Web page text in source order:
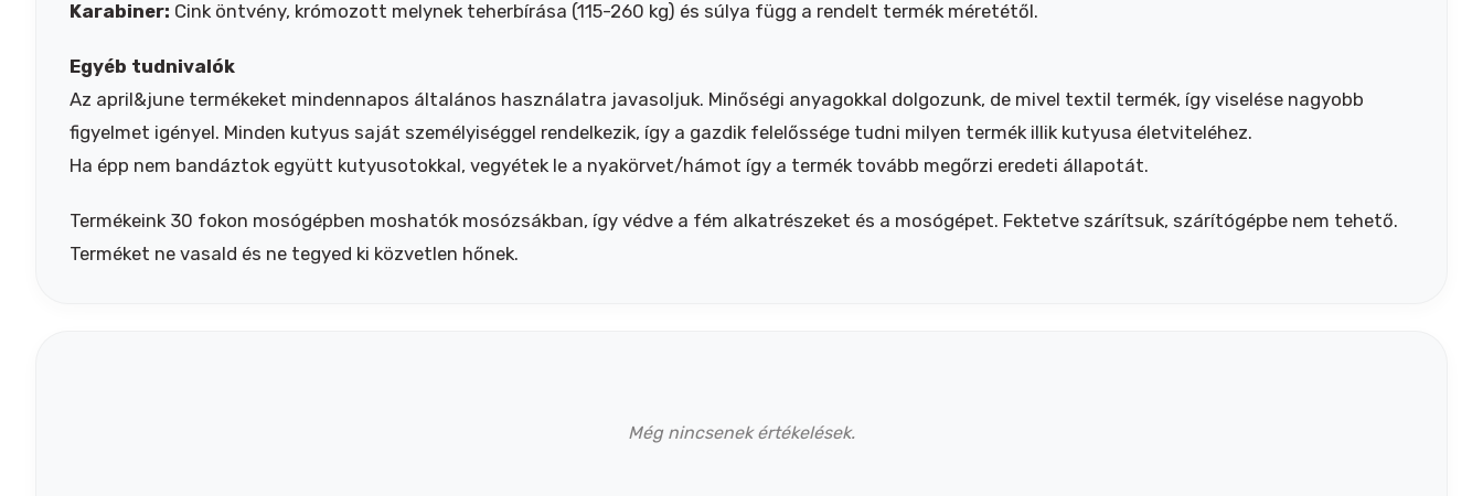
Karabiner: Cink öntvény, krómozott melynek teherbírása (115-260 kg) és súlya függ a rendelt termék méretétől.
Egyéb tudnivalók
Az april&june termékeket mindennapos általános használatra javasoljuk. Minőségi anyagokkal dolgozunk, de mivel textil termék, így viselése nagyobb
figyelmet igényel. Minden kutyus saját személyiséggel rendelkezik, így a gazdik felelőssége tudni milyen termék illik kutyusa életviteléhez.
Ha épp nem bandáztok együtt kutyusotokkal, vegyétek le a nyakörvet/hámot így a termék tovább megőrzi eredeti állapotát.
Termékeink 30 fokon mosógépben moshatók mosózsákban, így védve a fém alkatrészeket és a mosógépet. Fektetve szárítsuk, szárítógépbe nem tehető.
Terméket ne vasald és ne tegyed ki közvetlen hőnek.
Még nincsenek értékelések.